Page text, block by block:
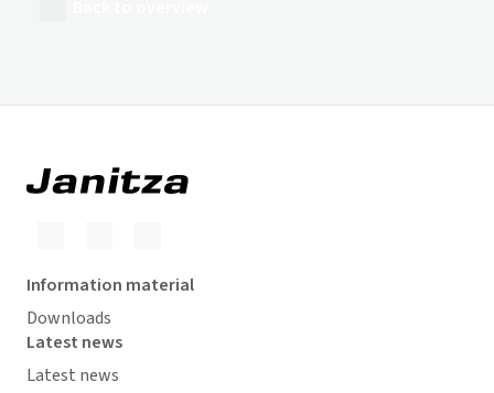
Information material
Downloads
Latest news
Latest news